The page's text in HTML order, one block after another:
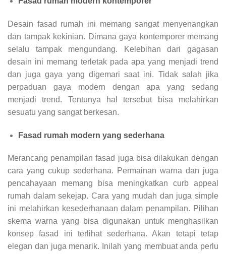
Desain fasad rumah ini memang sangat menyenangkan
dan tampak kekinian. Dimana gaya kontemporer memang
selalu tampak mengundang. Kelebihan dari gagasan
desain ini memang terletak pada apa yang menjadi trend
dan juga gaya yang digemari saat ini. Tidak salah jika
perpaduan gaya modern dengan apa yang sedang
menjadi trend. Tentunya hal tersebut bisa melahirkan
sesuatu yang sangat berkesan.
Fasad rumah modern yang sederhana
Merancang penampilan fasad juga bisa dilakukan dengan
cara yang cukup sederhana. Permainan warna dan juga
pencahayaan memang bisa meningkatkan curb appeal
rumah dalam sekejap. Cara yang mudah dan juga simple
ini melahirkan kesederhanaan dalam penampilan. Pilihan
skema warna yang bisa digunakan untuk menghasilkan
konsep fasad ini terlihat sederhana. Akan tetapi tetap
elegan dan juga menarik. Inilah yang membuat anda perlu